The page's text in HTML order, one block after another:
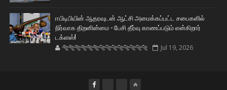
ஈபிடிபியின் ஆதரவுடன் ஆட்சி அமைக்கப்பட்ட சபைகளில்
நிர்வாக திறனின்மை - பேசி தீர்வு காணப்படும் என்கிறார்
டக்ளஸ்!
🐅🐅🐅🐅🐅🐅🐆🐆🐆🐆🐆🐆🐆🐆 Jul 19, 2026